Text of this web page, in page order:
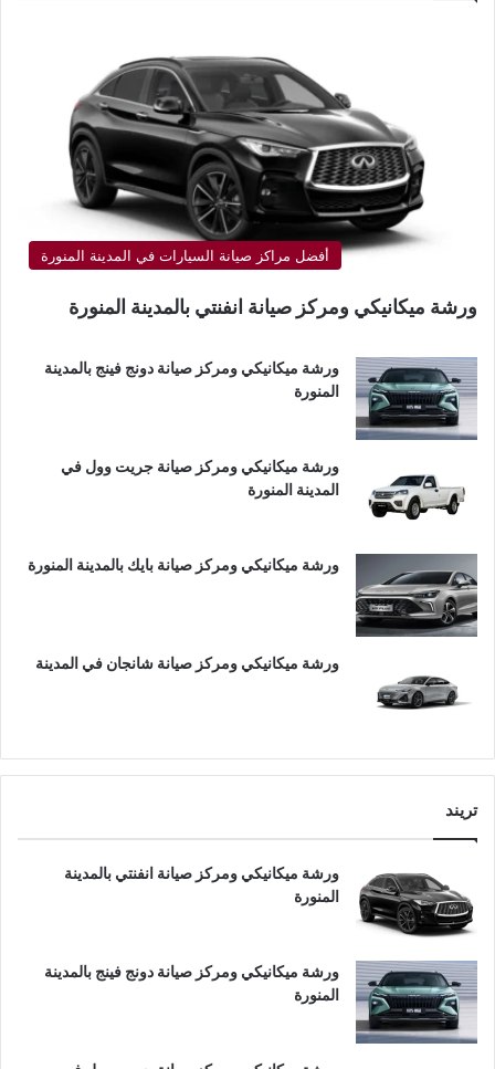
أفضل مراكز صيانة السيارات في المدينة المنورة
ورشة ميكانيكي ومركز صيانة انفنتي بالمدينة المنورة
ورشة ميكانيكي ومركز صيانة دونج فينج بالمدينة
المنورة
ورشة ميكانيكي ومركز صيانة جريت وول في
المدينة المنورة
ورشة ميكانيكي ومركز صيانة بايك بالمدينة المنورة
ورشة ميكانيكي ومركز صيانة شانجان في المدينة
تريند
ورشة ميكانيكي ومركز صيانة انفنتي بالمدينة
المنورة
ورشة ميكانيكي ومركز صيانة دونج فينج بالمدينة
المنورة